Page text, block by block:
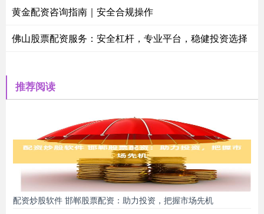
黄金配资咨询指南｜安全合规操作
佛山股票配资服务：安全杠杆，专业平台，稳健投资选择
推荐阅读
配资炒股软件 邯郸股票配资：助力投资，把握市场先机